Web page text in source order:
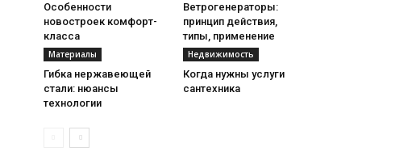
Особенности
новостроек комфорт-
класса
Ветрогенераторы:
принцип действия,
типы, применение
Материалы
Гибка нержавеющей
стали: нюансы
технологии
Недвижимость
Когда нужны услуги
сантехника